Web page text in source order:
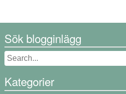
Sök blogginlägg
Kategorier